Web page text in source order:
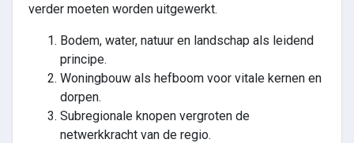
verder moeten worden uitgewerkt.
Bodem, water, natuur en landschap als leidend
principe.
Woningbouw als hefboom voor vitale kernen en
dorpen.
Subregionale knopen vergroten de
netwerkkracht van de regio.